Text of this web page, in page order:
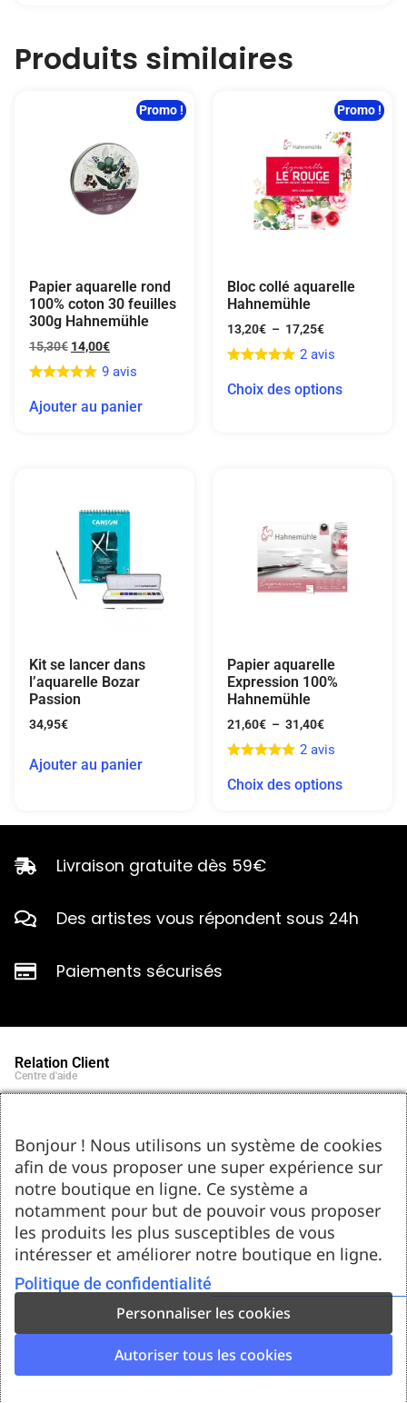
Produits similaires
Promo !
Papier aquarelle rond
100% coton 30 feuilles
300g Hahnemühle
15,30€ 14,00€
9 avis
Ajouter au panier
Promo !
Bloc collé aquarelle
Hahnemühle
13,20€ – 17,25€
2 avis
Choix des options
Kit se lancer dans
l’aquarelle Bozar
Passion
34,95€
Ajouter au panier
Papier aquarelle
Expression 100%
Hahnemühle
21,60€ – 31,40€
2 avis
Choix des options
Livraison gratuite dès 59€
Des artistes vous répondent sous 24h
Paiements sécurisés
Relation Client
Centre d'aide
Contact
Tel : 05.55.75.03.00
Email : contact@bozar-passion.com
Bozar Passion SARL
1 allée Louis Breguet
87220 Feytiat
Ressources d'artistes
Le blog
Club Bozar Passion
Méthodes de paiement acceptées
Bonjour ! Nous utilisons un système de cookies
afin de vous proposer une super expérience sur
notre boutique en ligne. Ce système a
notamment pour but de pouvoir vous proposer
les produits les plus susceptibles de vous
intéresser et améliorer notre boutique en ligne.
Politique de confidentialité
Personnaliser les cookies
Autoriser tous les cookies